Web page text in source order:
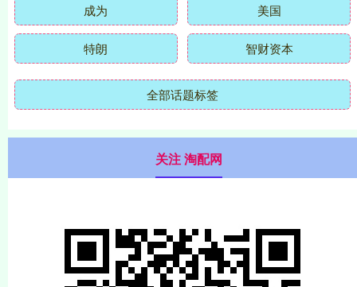
成为 美国
特朗 智财资本
全部话题标签
关注 淘配网